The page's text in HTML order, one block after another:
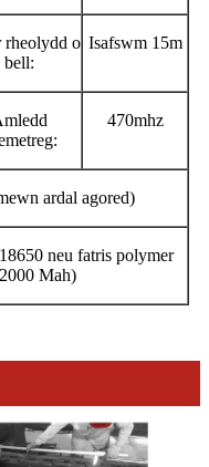
rheolydd o
bell:
Isafswm 15m
470mhz
ardal agored)
neu fatris polymer
Mah)